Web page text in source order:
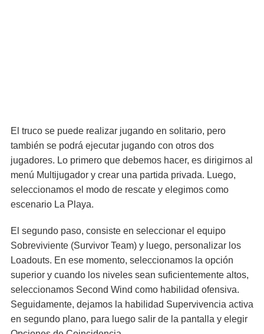
El truco se puede realizar jugando en solitario, pero
también se podrá ejecutar jugando con otros dos
jugadores. Lo primero que debemos hacer, es dirigirnos al
menú Multijugador y crear una partida privada. Luego,
seleccionamos el modo de rescate y elegimos como
escenario La Playa.
El segundo paso, consiste en seleccionar el equipo
Sobreviviente (Survivor Team) y luego, personalizar los
Loadouts. En ese momento, seleccionamos la opción
superior y cuando los niveles sean suficientemente altos,
seleccionamos Second Wind como habilidad ofensiva.
Seguidamente, dejamos la habilidad Supervivencia activa
en segundo plano, para luego salir de la pantalla y elegir